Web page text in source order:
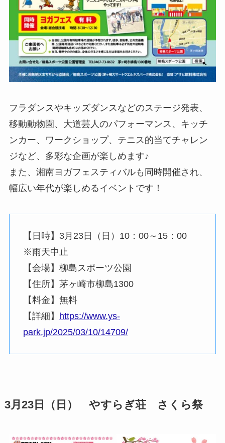
フラダンスやキッズダンスなどのステージ発表、
移動動物園、大道芸人のパフォーマンス、キッチ
ンカー、ワークショップ、テニス的当てチャレン
ジなど、多彩な企画が楽しめます♪
また、湘南ヨガフェスティバルも同時開催され、
幅広い年代が楽しめるイベントです！
【日時】3月23日（日）10：00～15：00
※雨天中止
【会場】柳島スポーツ公園
【住所】茅ヶ崎市柳島1300
【料金】無料
【詳細】
https://www.ys-
park.jp/2025/03/10/14709/
3月23日（日） やすらぎ荘 さくら祭